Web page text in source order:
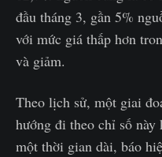
đầu tháng 3, gần 5%
với mức giá thấp hơn
và giảm.
Theo lịch sử, một giai
hướng đi theo chỉ số
một thời gian dài, báo